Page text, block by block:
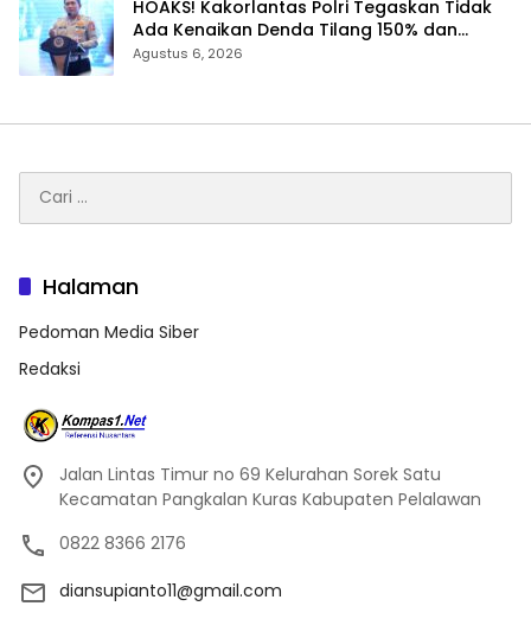
HOAKS! Kakorlantas Polri Tegaskan Tidak
Ada Kenaikan Denda Tilang 150% dan
Tilang Manual Menyeluruh
Agustus 6, 2026
untuk:
Halaman
Pedoman Media Siber
Redaksi
Jalan Lintas Timur no 69 Kelurahan Sorek Satu
Kecamatan Pangkalan Kuras Kabupaten Pelalawan
0822 8366 2176
diansupianto11@gmail.com